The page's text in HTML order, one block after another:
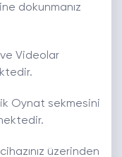
dokunmanız
Videolar
Oynat sekmesini
üzerinden